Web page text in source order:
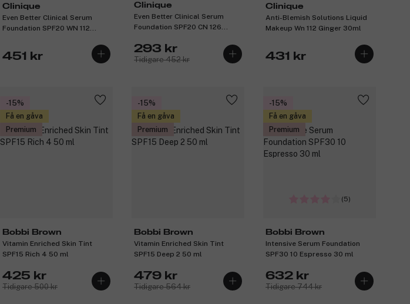
Clinique
Even Better Clinical Serum
Foundation SPF20 WN 112
451 kr
Clinique
Even Better Clinical Serum
Foundation SPF20 CN 126
293 kr
Tidigare 452 kr
Clinique
Anti-Blemish Solutions Liquid
Makeup Wn 112 Ginger 30ml
431 kr
-15%
Få en gåva
Premium
Bobbi Brown
Vitamin Enriched Skin Tint
SPF15 Rich 4 50 ml
425 kr
Tidigare 500 kr
-15%
Få en gåva
Premium
Bobbi Brown
Vitamin Enriched Skin Tint
SPF15 Deep 2 50 ml
479 kr
Tidigare 564 kr
-15%
Få en gåva
Premium
(5)
Bobbi Brown
Intensive Serum Foundation
SPF30 10 Espresso 30 ml
632 kr
Tidigare 744 kr